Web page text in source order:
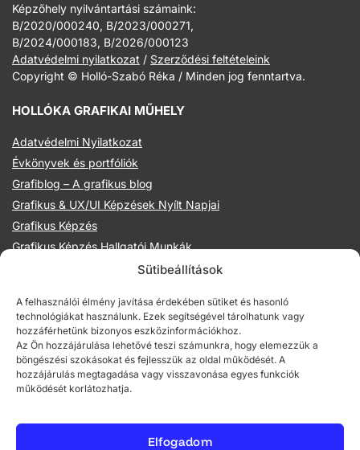
Sütibeállítások
A felhasználói élmény javítása érdekében sütiket és hasonló
technológiákat használunk. Ezek segítségével tárolhatunk vagy
hozzáférhetünk bizonyos eszközinformációkhoz.
Az Ön hozzájárulása lehetővé teszi számunkra, hogy elemezzük a
böngészési szokásokat és fejlesszük az oldal működését. A
hozzájárulás megtagadása vagy visszavonása egyes funkciók
működését korlátozhatja.
Elfogadom
Képzőhely nyilvántartási számaink:
B/2020/000240, B/2023/000271,
B/2024/000183, B/2026/000123
Adatvédelmi nyilatkozat / Szerződési feltételeink
Copyright © Holló-Szabó Réka / Minden jog fenntartva.
HOLLÓKA GRAFIKAI MŰHELY
Adatvédelmi Nyilatkozat
Évkönyvek és portfóliók
Grafiblog – A grafikus blog
Grafikus & UX/UI Képzések Nyílt Napjai
Grafikus Képzés
Grafikus Képzés Hallgatói Munkák
Illusztrációs management előadások
Mentoraink
Online grafikus és UX/UI képzések
Partnereink
Prezentációs technikák grafikusoknak